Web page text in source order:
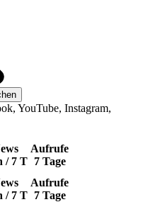
YouTube, Instagram,
/ 7 T
Aufrufe
7 Tage
/ 7 T
Aufrufe
7 Tage